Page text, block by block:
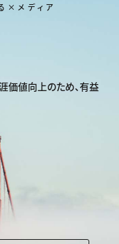
×メディア
価値向上のため、有益